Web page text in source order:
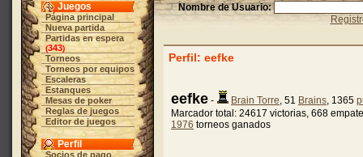
Juegos
Página principal
Nueva partida
Partidas en espera
(343)
Torneos
Torneos por equipos
Escaleras
Estanques
Mesas de poker
Reglas de juegos
Editor de juegos
Perfil
Socios de pago
Nombre de Usuario:
Perfil: eefke
eefke - Brain Torre, 51 Brains, 1365
Marcador total: 24617 victorias, 668
1976 torneos ganados